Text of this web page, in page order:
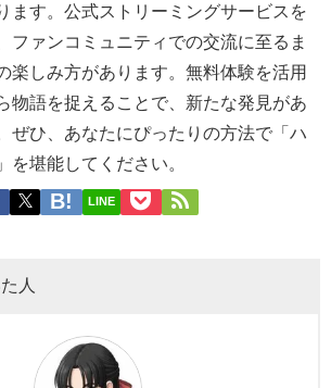
ます。公式ストリーミングサービスを
ファンコミュニティでの交流に至るま
楽しみ方があります。無料体験を活用
物語を捉えることで、新たな発見があ
ぜひ、あなたにぴったりの方法で「ハ
を堪能してください。
LINE
人